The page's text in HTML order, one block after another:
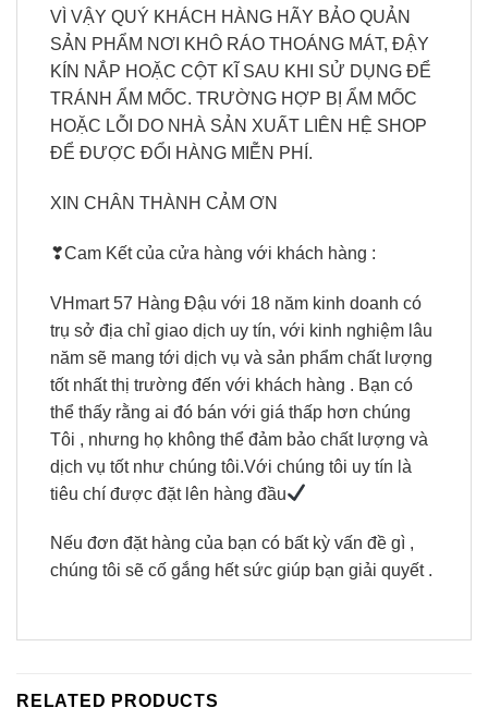
VÌ VẬY QUÝ KHÁCH HÀNG HÃY BẢO QUẢN
SẢN PHẨM NƠI KHÔ RÁO THOÁNG MÁT, ĐẬY
KÍN NẮP HOẶC CỘT KĨ SAU KHI SỬ DỤNG ĐỂ
TRÁNH ẨM MỐC. TRƯỜNG HỢP BỊ ẨM MỐC
HOẶC LỖI DO NHÀ SẢN XUẤT LIÊN HỆ SHOP
ĐỂ ĐƯỢC ĐỔI HÀNG MIỄN PHÍ.
XIN CHÂN THÀNH CẢM ƠN
❣Cam Kết của cửa hàng với khách hàng :
VHmart 57 Hàng Đậu với 18 năm kinh doanh có
trụ sở địa chỉ giao dịch uy tín, với kinh nghiệm lâu
năm sẽ mang tới dịch vụ và sản phẩm chất lượng
tốt nhất thị trường đến với khách hàng . Bạn có
thể thấy rằng ai đó bán với giá thấp hơn chúng
Tôi , nhưng họ không thể đảm bảo chất lượng và
dịch vụ tốt như chúng tôi.Với chúng tôi uy tín là
tiêu chí được đặt lên hàng đầu
Nếu đơn đặt hàng của bạn có bất kỳ vấn đề gì ,
chúng tôi sẽ cố gắng hết sức giúp bạn giải quyết .
RELATED PRODUCTS